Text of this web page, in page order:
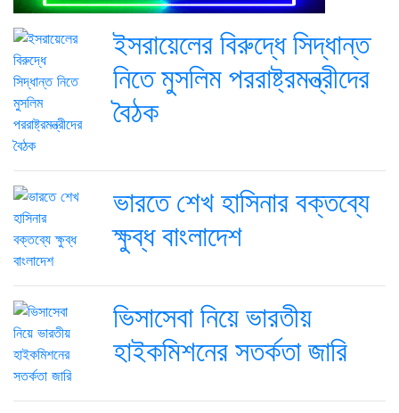
ইসরায়েলের বিরুদ্ধে সিদ্ধান্ত
নিতে মুসলিম পররাষ্ট্রমন্ত্রীদের
বৈঠক
ভারতে শেখ হাসিনার বক্তব্যে
ক্ষুব্ধ বাংলাদেশ
ভিসাসেবা নিয়ে ভারতীয়
হাইকমিশনের সতর্কতা জারি